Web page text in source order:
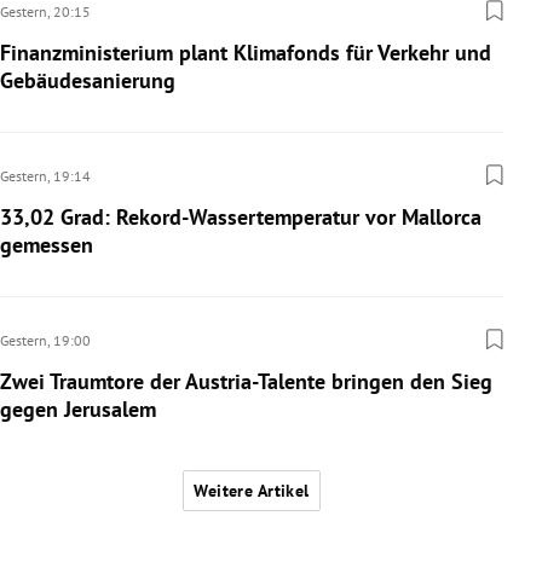
Gestern, 20:15
Finanzministerium plant Klimafonds für Verkehr und
Gebäudesanierung
Gestern, 19:14
33,02 Grad: Rekord-Wassertemperatur vor Mallorca
gemessen
Gestern, 19:00
Zwei Traumtore der Austria-Talente bringen den Sieg
gegen Jerusalem
Weitere Artikel